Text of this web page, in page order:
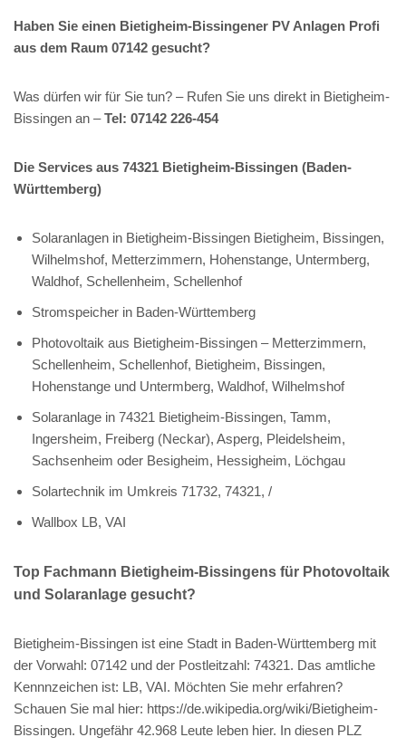
Haben Sie einen Bietigheim-Bissingener PV Anlagen Profi
aus dem Raum 07142 gesucht?
Was dürfen wir für Sie tun? – Rufen Sie uns direkt in Bietigheim-
Bissingen an –Tel: 07142 226-454
Die Services aus 74321 Bietigheim-Bissingen (Baden-
Württemberg)
Solaranlagen in Bietigheim-Bissingen Bietigheim, Bissingen,
Wilhelmshof, Metterzimmern, Hohenstange, Untermberg,
Waldhof, Schellenheim, Schellenhof
Stromspeicher in Baden-Württemberg
Photovoltaik aus Bietigheim-Bissingen – Metterzimmern,
Schellenheim, Schellenhof, Bietigheim, Bissingen,
Hohenstange und Untermberg, Waldhof, Wilhelmshof
Solaranlage in 74321 Bietigheim-Bissingen, Tamm,
Ingersheim, Freiberg (Neckar), Asperg, Pleidelsheim,
Sachsenheim oder Besigheim, Hessigheim, Löchgau
Solartechnik im Umkreis 71732, 74321, /
Wallbox LB, VAI
Top Fachmann Bietigheim-Bissingens für Photovoltaik
und Solaranlage gesucht?
Bietigheim-Bissingen ist eine Stadt in Baden-Württemberg mit
der Vorwahl: 07142 und der Postleitzahl: 74321. Das amtliche
Kennnzeichen ist: LB, VAI. Möchten Sie mehr erfahren?
Schauen Sie mal hier: https://de.wikipedia.org/wiki/Bietigheim-
Bissingen. Ungefähr 42.968 Leute leben hier. In diesen PLZ